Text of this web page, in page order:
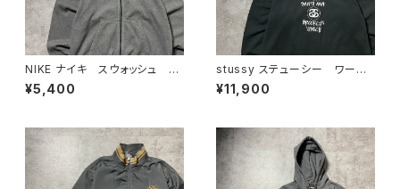
NIKE ナイキ スウォッシュ 刺
繍ワンポイント グレー フル
ジップ ジップパーカー
¥5,400
stussy ステューシー ワール
ドツアー バックプリント フル
ジップ パーカー スウェット
¥11,900